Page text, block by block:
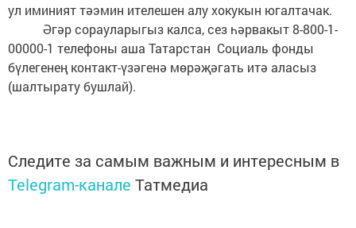
ул иминият тәэмин ителешен алу хокукын югалтачак.
Әгәр сорауларыгыз калса, сез һәрвакыт 8-800-1-
00000-1 телефоны аша Татарстан Социаль фонды
бүлегенең контакт-үзәгенә мөрәҗәгать итә аласыз
(шалтырату бушлай).
Следите за самым важным и интересным в
Telegram-канале Татмедиа